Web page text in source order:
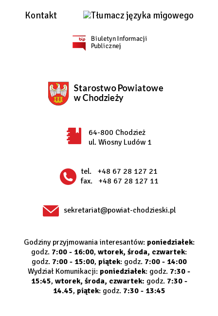
Kontakt
64-800 Chodzież
ul. Wiosny Ludów 1
tel.
+48 67 28 127 21
fax.
+48 67 28 127 11
sekretariat@powiat-chodzieski.pl
Godziny przyjmowania interesantów: poniedziałek:
godz. 7:00 - 16:00, wtorek, środa, czwartek:
godz. 7:00 - 15:00, piątek: godz. 7:00 - 14:00
Wydział Komunikacji: poniedziałek: godz. 7:30 -
15:45, wtorek, środa, czwartek: godz. 7:30 -
14.45, piątek: godz. 7:30 - 13:45